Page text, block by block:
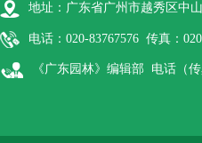
地址：广东省广州市越秀区中
电话：020-83767576 传真：
《广东园林》编辑部 电话（